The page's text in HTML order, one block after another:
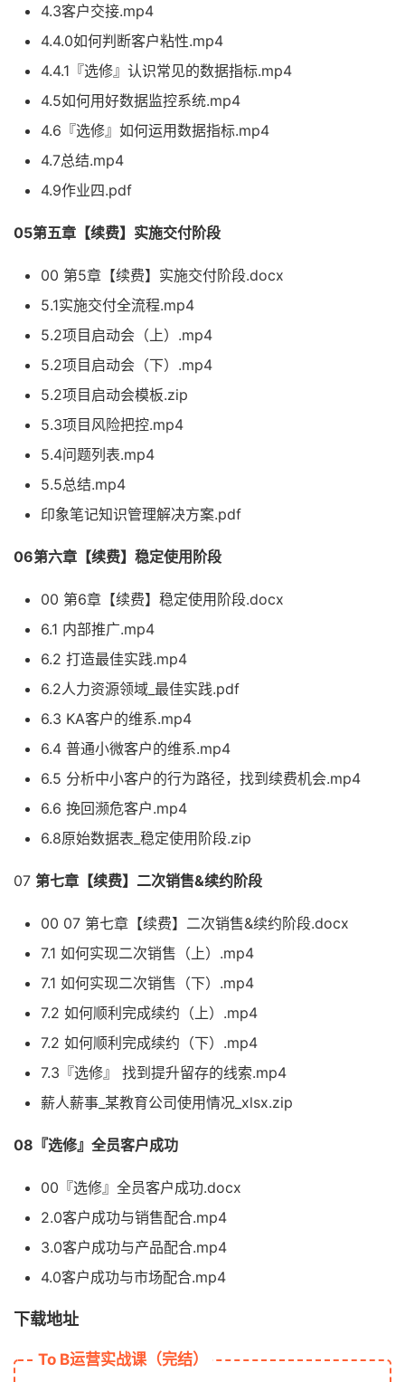
4.3客户交接.mp4
4.4.0如何判断客户粘性.mp4
4.4.1『选修』认识常见的数据指标.mp4
4.5如何用好数据监控系统.mp4
4.6『选修』如何运用数据指标.mp4
4.7总结.mp4
4.9作业四.pdf
05第五章【续费】实施交付阶段
00 第5章【续费】实施交付阶段.docx
5.1实施交付全流程.mp4
5.2项目启动会（上）.mp4
5.2项目启动会（下）.mp4
5.2项目启动会模板.zip
5.3项目风险把控.mp4
5.4问题列表.mp4
5.5总结.mp4
印象笔记知识管理解决方案.pdf
06第六章【续费】稳定使用阶段
00 第6章【续费】稳定使用阶段.docx
6.1 内部推广.mp4
6.2 打造最佳实践.mp4
6.2人力资源领域_最佳实践.pdf
6.3 KA客户的维系.mp4
6.4 普通小微客户的维系.mp4
6.5 分析中小客户的行为路径，找到续费机会.mp4
6.6 挽回濒危客户.mp4
6.8原始数据表_稳定使用阶段.zip
07 第七章【续费】二次销售&续约阶段
00 07 第七章【续费】二次销售&续约阶段.docx
7.1 如何实现二次销售（上）.mp4
7.1 如何实现二次销售（下）.mp4
7.2 如何顺利完成续约（上）.mp4
7.2 如何顺利完成续约（下）.mp4
7.3『选修』 找到提升留存的线索.mp4
薪人薪事_某教育公司使用情况_xlsx.zip
08『选修』全员客户成功
00『选修』全员客户成功.docx
2.0客户成功与销售配合.mp4
3.0客户成功与产品配合.mp4
4.0客户成功与市场配合.mp4
下载地址
To B运营实战课（完结）